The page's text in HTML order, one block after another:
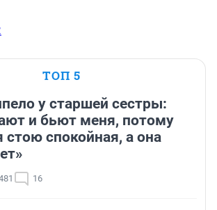
ТОП 5
у старшей сестры:
и бьют меня, потому
стою спокойная, а она
16